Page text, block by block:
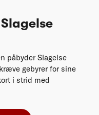
påbyder Slagelse
gebyrer for sine
i strid med